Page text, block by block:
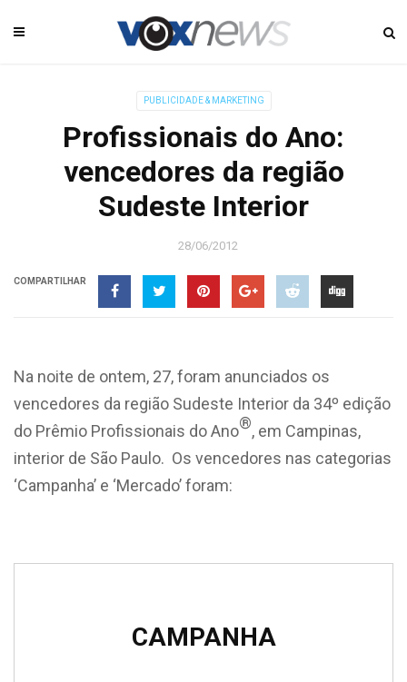
PUBLICIDADE & MARKETING
Profissionais do Ano:
vencedores da região
Sudeste Interior
28/06/2012
COMPARTILHAR
Na noite de ontem, 27, foram anunciados os
vencedores da região Sudeste Interior da 34º edição
do Prêmio Profissionais do Ano®, em Campinas,
interior de São Paulo. Os vencedores nas categorias
‘Campanha’ e ‘Mercado’ foram:
CAMPANHA